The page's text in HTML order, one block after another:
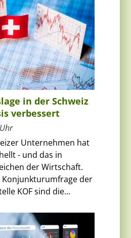
in der Schweiz
verbessert
Unternehmen hat
- und das in
der Wirtschaft.
der
KOF sind die...